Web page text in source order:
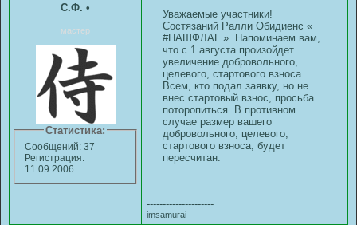
С.Ф. •
мастер
Статистика:
Сообщений: 37
Регистрация:
11.09.2006
Уважаемые участники!
Состязаний Ралли Обидиенс «
#НАШФЛАГ ». Напоминаем вам,
что с 1 августа произойдет
увеличение добровольного,
целевого, стартового взноса.
Всем, кто подал заявку, но не
внес стартовый взнос, просьба
поторопиться. В противном
случае размер вашего
добровольного, целевого,
стартового взноса, будет
пересчитан.
---------------------
imsamurai